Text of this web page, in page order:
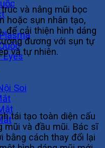
Eyes
Soi
và nâng mũi bọc
hoặc sụn nhân tạo,
để cải thiện hình dáng
đương với sụn tự
và tự nhiên.
tái tạo toàn diện cấu
mũi và đầu mũi. Bác sĩ
bằng cách thay đổi lại